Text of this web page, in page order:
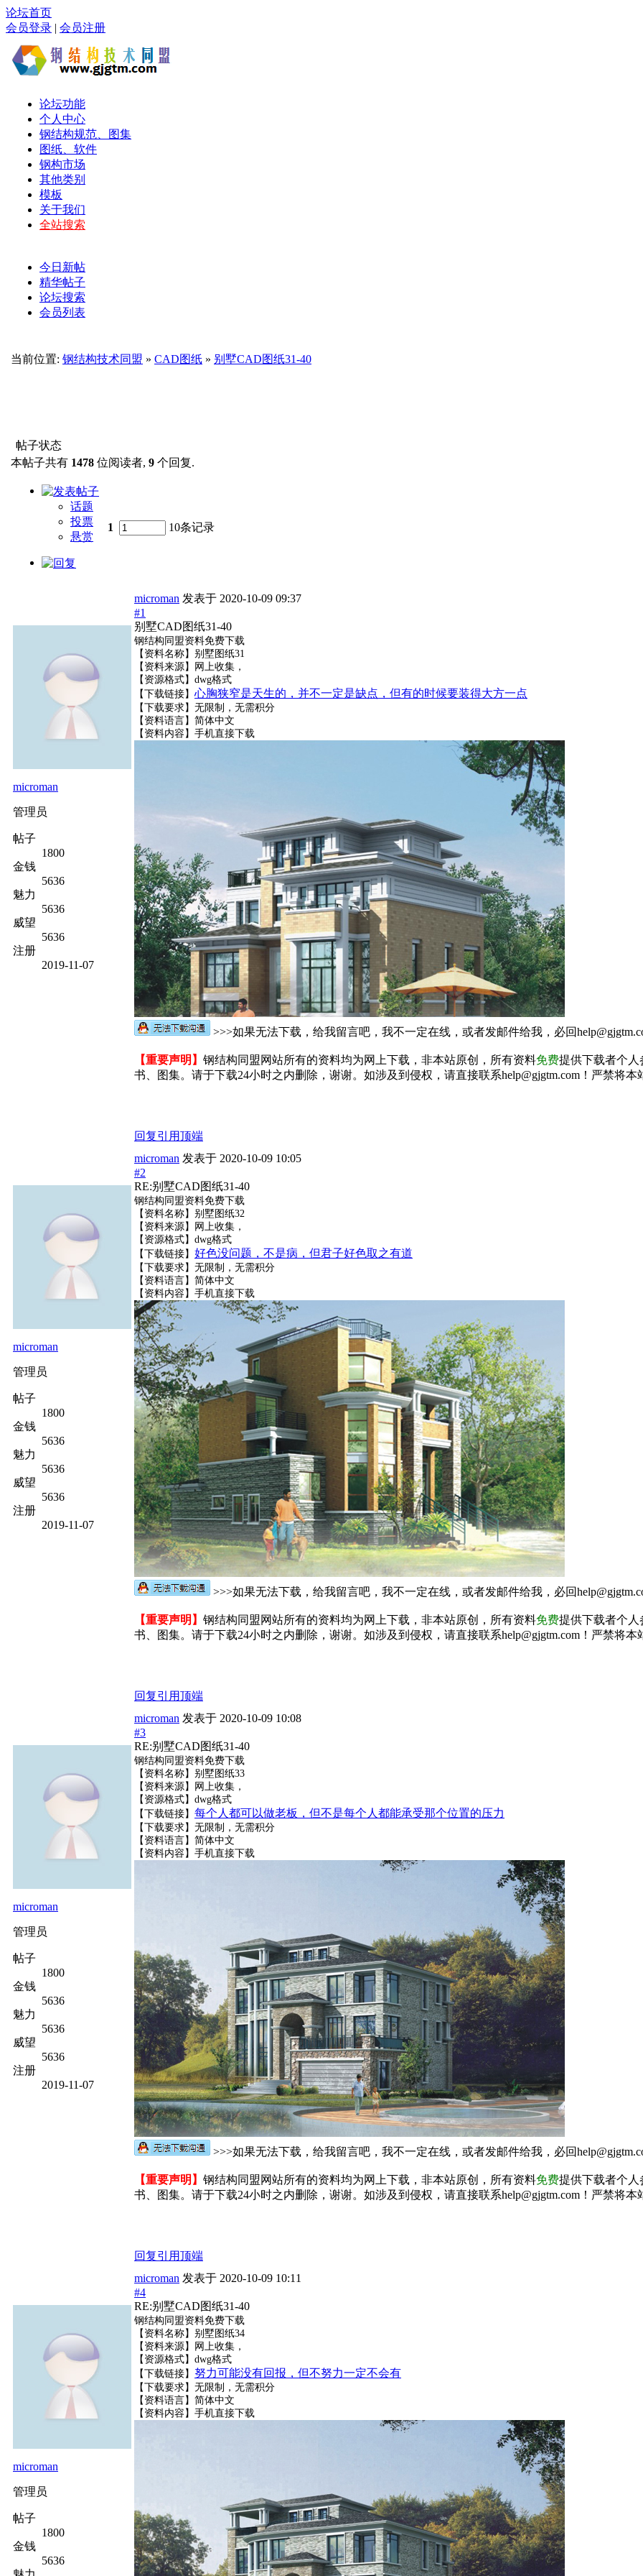
论坛首页
会员登录 | 会员注册
论坛功能
个人中心
钢结构规范、图集
图纸、软件
钢构市场
其他类别
模板
关于我们
全站搜索
今日新帖
精华帖子
论坛搜索
会员列表
当前位置: 钢结构技术同盟 » CAD图纸 » 别墅CAD图纸31-40
帖子状态
本帖子共有 1478 位阅读者, 9 个回复.
话题
投票
悬赏
1 10条记录
microman
管理员
帖子
1800
金钱
5636
魅力
5636
威望
5636
注册
2019-11-07
microman 发表于 2020-10-09 09:37
#1
别墅CAD图纸31-40
钢结构同盟资料免费下载
【资料名称】别墅图纸31
【资料来源】网上收集，
【资源格式】dwg格式
【下载链接】 心胸狭窄是天生的，并不一定是缺点，但有的时候要装得大方一点
【下载要求】无限制，无需积分
【资料语言】简体中文
【资料内容】 手机直接下载
>>>如果无法下载，给我留言吧，我不一定在线，或者发邮件给我，必回
【重要声明】 钢结构同盟网站所有的资料均为网上下载，非本站原创，所有资料免费提供下载者个人
书、图集。请于下载24小时之内删除，谢谢。如涉及到侵权，请直接联系help@gjgtm.com！严禁将
回复引用顶端
microman
管理员
帖子
1800
金钱
5636
魅力
5636
威望
5636
注册
2019-11-07
microman 发表于 2020-10-09 10:05
#2
RE:别墅CAD图纸31-40
钢结构同盟资料免费下载
【资料名称】别墅图纸32
【资料来源】网上收集，
【资源格式】dwg格式
【下载链接】 好色没问题，不是病，但君子好色取之有道
【下载要求】无限制，无需积分
【资料语言】简体中文
【资料内容】 手机直接下载
>>>如果无法下载，给我留言吧，我不一定在线，或者发邮件给我，必回
【重要声明】 钢结构同盟网站所有的资料均为网上下载，非本站原创，所有资料免费提供下载者个人
书、图集。请于下载24小时之内删除，谢谢。如涉及到侵权，请直接联系help@gjgtm.com！严禁将
回复引用顶端
microman
管理员
帖子
1800
金钱
5636
魅力
5636
威望
5636
注册
2019-11-07
microman 发表于 2020-10-09 10:08
#3
RE:别墅CAD图纸31-40
钢结构同盟资料免费下载
【资料名称】别墅图纸33
【资料来源】网上收集，
【资源格式】dwg格式
【下载链接】 每个人都可以做老板，但不是每个人都能承受那个位置的压力
【下载要求】无限制，无需积分
【资料语言】简体中文
【资料内容】 手机直接下载
>>>如果无法下载，给我留言吧，我不一定在线，或者发邮件给我，必回
【重要声明】 钢结构同盟网站所有的资料均为网上下载，非本站原创，所有资料免费提供下载者个人
书、图集。请于下载24小时之内删除，谢谢。如涉及到侵权，请直接联系help@gjgtm.com！严禁将
回复引用顶端
microman
管理员
帖子
1800
金钱
5636
microman 发表于 2020-10-09 10:11
#4
RE:别墅CAD图纸31-40
钢结构同盟资料免费下载
【资料名称】别墅图纸34
【资料来源】网上收集，
【资源格式】dwg格式
【下载链接】 努力可能没有回报，但不努力一定不会有
【下载要求】无限制，无需积分
【资料语言】简体中文
【资料内容】 手机直接下载